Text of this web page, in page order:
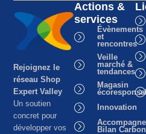
Rejoignez le
réseau Shop
Expert Valley
Un soutien
concret pour
développer vos
Actions &
services
Évènements
et
rencontres
Veille
marché &
tendances
Magasin
Innovation
Bilan